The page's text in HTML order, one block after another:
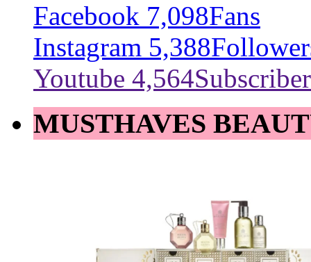
Facebook 7,098Fans
Instagram 5,388
Youtube 4,564Subscriber
MUSTHAVES